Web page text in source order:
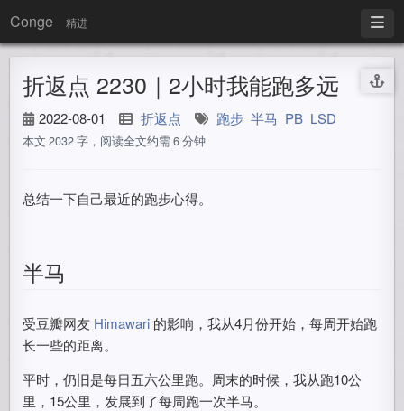
Conge 精进
折返点 2230｜2小时我能跑多远
2022-08-01 折返点 跑步 半马 PB LSD
本文 2032 字，阅读全文约需 6 分钟
总结一下自己最近的跑步心得。
半马
受豆瓣网友 Himawari 的影响，我从4月份开始，每周开始跑
长一些的距离。
平时，仍旧是每日五六公里跑。周末的时候，我从跑10公
里，15公里，发展到了每周跑一次半马。